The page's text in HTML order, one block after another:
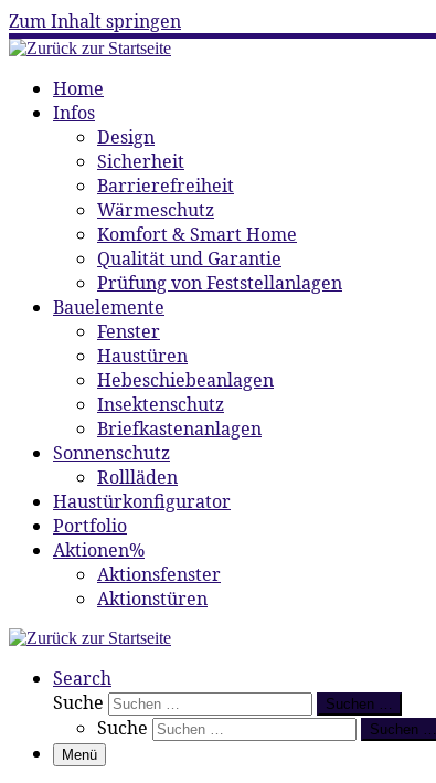
Zum Inhalt springen
Home
Infos
Design
Sicherheit
Barrierefreiheit
Wärmeschutz
Komfort & Smart Home
Qualität und Garantie
Prüfung von Feststellanlagen
Bauelemente
Fenster
Haustüren
Hebeschiebeanlagen
Insektenschutz
Briefkastenanlagen
Sonnenschutz
Rollläden
Haustürkonfigurator
Portfolio
Aktionen%
Aktionsfenster
Aktionstüren
Search
Suche
Suchen …
Suche
Suchen …
Menü